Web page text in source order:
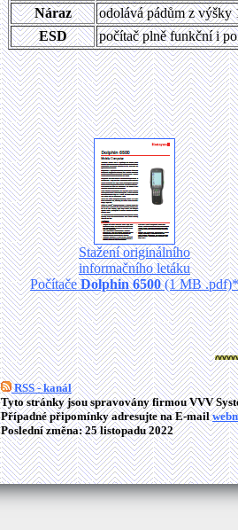
Náraz
odolává pádům z výšky
ESD
počítač plně funkční i
Stažení originálního
informačního letáku
PočítačeDolphin 6500(1 MB .pdf)*
RSS - kanál
Tyto stránky jsou spravovány firmou VVV
Případné připomínky adresujte na E-mail
Poslední změna: 25 listopadu 2022